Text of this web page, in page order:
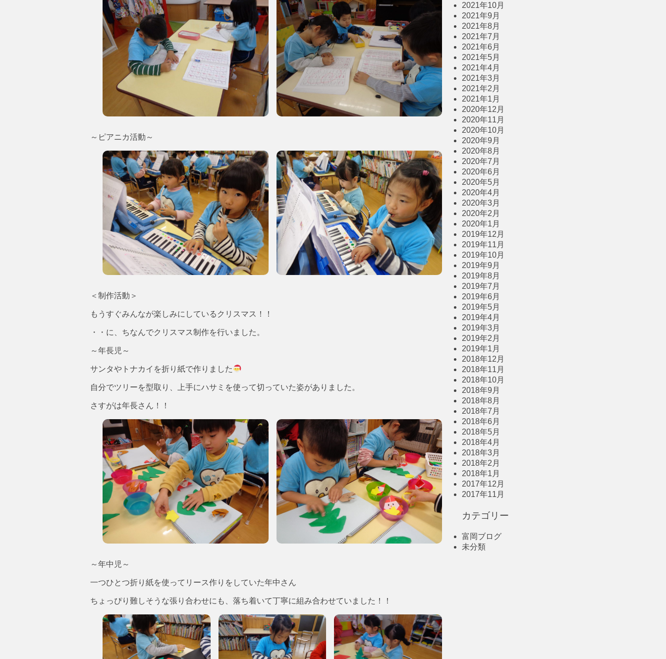
～ピアニカ活動～
＜制作活動＞
もうすぐみんなが楽しみにしているクリスマス！！
・・に、ちなんでクリスマス制作を行いました。
～年長児～
サンタやトナカイを折り紙で作りました
自分でツリーを型取り、上手にハサミを使って切っていた姿がありました。
さすがは年長さん！！
～年中児～
一つひとつ折り紙を使ってリース作りをしていた年中さん
ちょっぴり難しそうな張り合わせにも、落ち着いて丁寧に組み合わせていました！！
2021年10月
2021年9月
2021年8月
2021年7月
2021年6月
2021年5月
2021年4月
2021年3月
2021年2月
2021年1月
2020年12月
2020年11月
2020年10月
2020年9月
2020年8月
2020年7月
2020年6月
2020年5月
2020年4月
2020年3月
2020年2月
2020年1月
2019年12月
2019年11月
2019年10月
2019年9月
2019年8月
2019年7月
2019年6月
2019年5月
2019年4月
2019年3月
2019年2月
2019年1月
2018年12月
2018年11月
2018年10月
2018年9月
2018年8月
2018年7月
2018年6月
2018年5月
2018年4月
2018年3月
2018年2月
2018年1月
2017年12月
2017年11月
カテゴリー
富岡ブログ
未分類